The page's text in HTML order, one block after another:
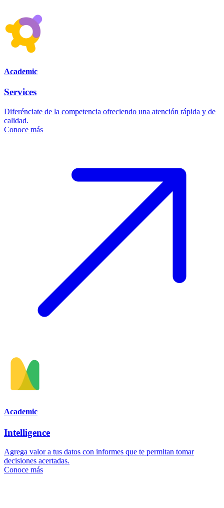
Academic
Services
Diferénciate de la competencia ofreciendo una atención rápida y de
calidad.
Conoce más
Academic
Intelligence
Agrega valor a tus datos con informes que te permitan tomar
decisiones acertadas.
Conoce más